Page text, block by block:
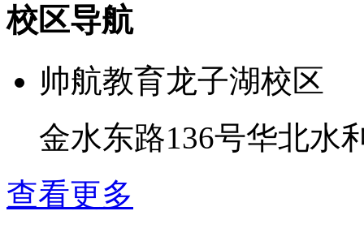
校区导航
帅航教育龙子湖校区
金水东路136号华北水
查看更多